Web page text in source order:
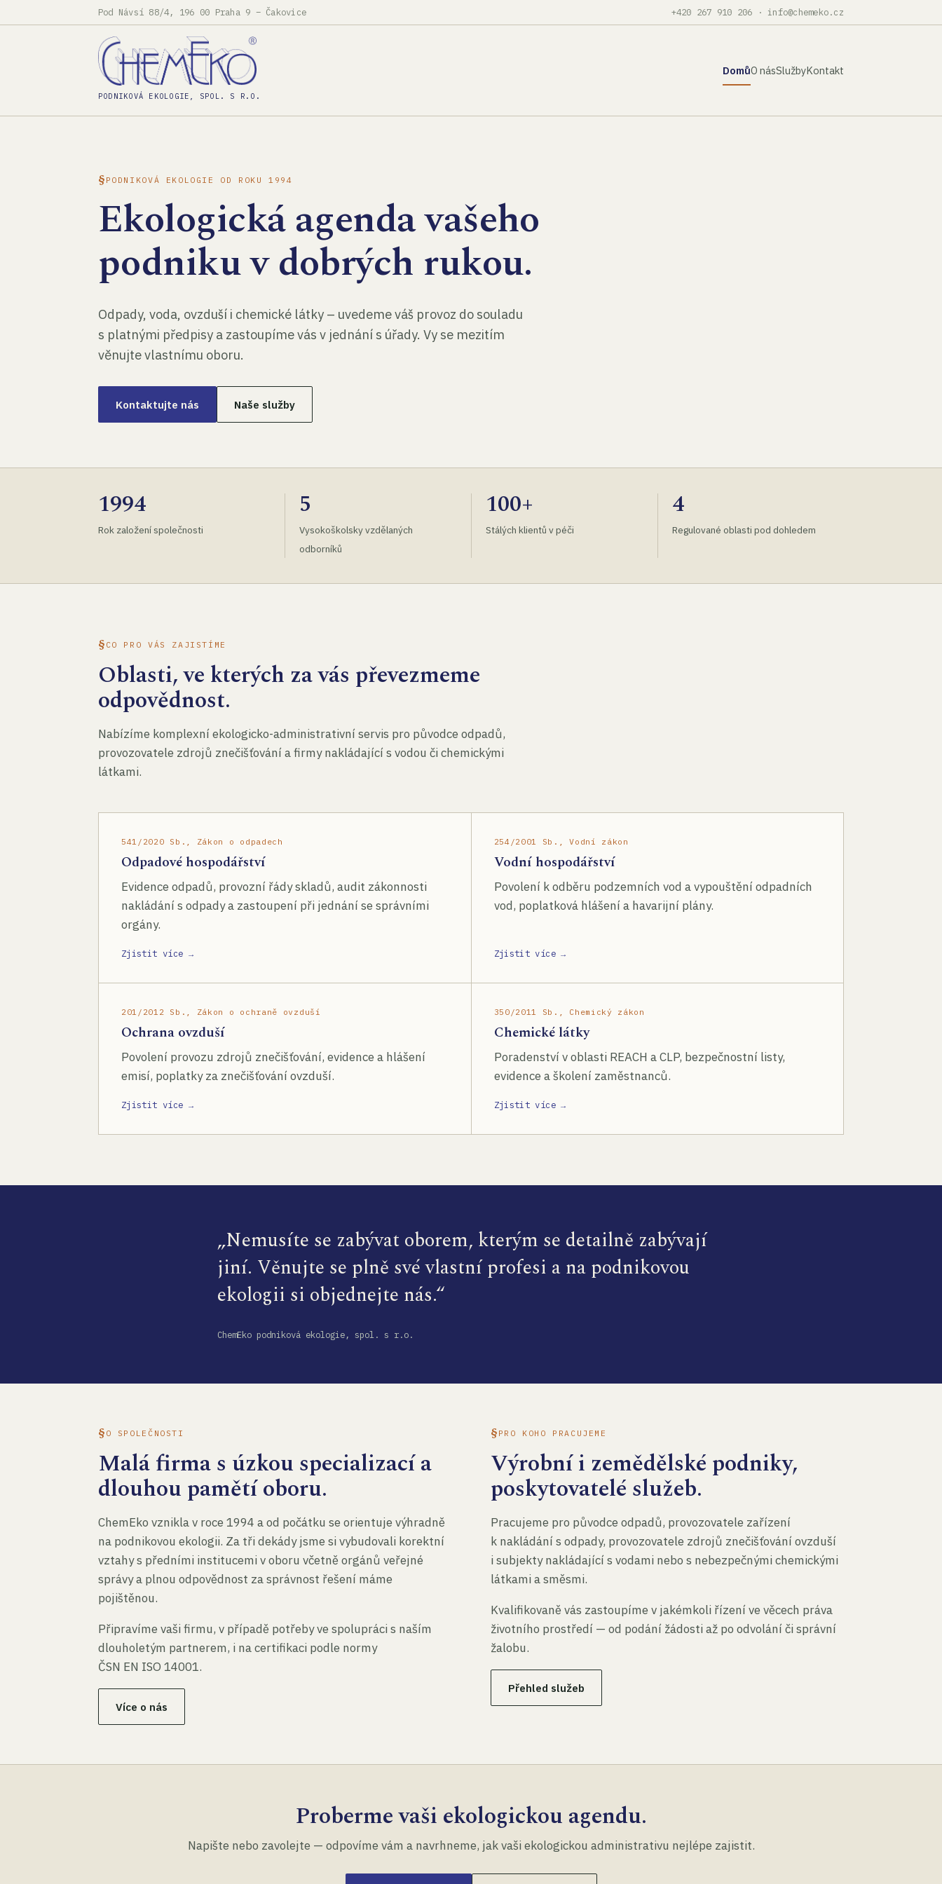
Pod Návsí 88/4, 196 00 Praha 9 – Čakovice +420 267 910 206 · info@chemeko.cz
PODNIKOVÁ EKOLOGIE, SPOL. S R.O.
DomůO násSlužbyKontakt
PODNIKOVÁ EKOLOGIE OD ROKU 1994
Ekologická agenda vašeho
podniku v dobrých rukou.
Odpady, voda, ovzduší i chemické látky – uvedeme váš provoz do souladu
s platnými předpisy a zastoupíme vás v jednání s úřady. Vy se mezitím
věnujte vlastnímu oboru.
Kontaktujte nás Naše služby
1994
Rok založení společnosti
5
Vysokoškolsky vzdělaných
odborníků
100+
Stálých klientů v péči
4
Regulované oblasti pod dohledem
CO PRO VÁS ZAJISTÍME
Oblasti, ve kterých za vás převezmeme
odpovědnost.
Nabízíme komplexní ekologicko-administrativní servis pro původce odpadů,
provozovatele zdrojů znečišťování a firmy nakládající s vodou či chemickými
látkami.
541/2020 Sb., Zákon o odpadech
Odpadové hospodářství
Evidence odpadů, provozní řády skladů, audit zákonnosti
nakládání s odpady a zastoupení při jednání se správními
orgány.
Zjistit více →
254/2001 Sb., Vodní zákon
Vodní hospodářství
Povolení k odběru podzemních vod a vypouštění odpadních
vod, poplatková hlášení a havarijní plány.
Zjistit více →
201/2012 Sb., Zákon o ochraně ovzduší
Ochrana ovzduší
Povolení provozu zdrojů znečišťování, evidence a hlášení
emisí, poplatky za znečišťování ovzduší.
Zjistit více →
350/2011 Sb., Chemický zákon
Chemické látky
Poradenství v oblasti REACH a CLP, bezpečnostní listy,
evidence a školení zaměstnanců.
Zjistit více →
„Nemusíte se zabývat oborem, kterým se detailně zabývají
jiní. Věnujte se plně své vlastní profesi a na podnikovou
ekologii si objednejte nás.“
ChemEko podniková ekologie, spol. s r.o.
O SPOLEČNOSTI
Malá firma s úzkou specializací a
dlouhou pamětí oboru.
ChemEko vznikla v roce 1994 a od počátku se orientuje výhradně
na podnikovou ekologii. Za tři dekády jsme si vybudovali korektní
vztahy s předními institucemi v oboru včetně orgánů veřejné
správy a plnou odpovědnost za správnost řešení máme
pojištěnou.
Připravíme vaši firmu, v případě potřeby ve spolupráci s naším
dlouholetým partnerem, i na certifikaci podle normy
ČSN EN ISO 14001.
Více o nás
PRO KOHO PRACUJEME
Výrobní i zemědělské podniky,
poskytovatelé služeb.
Pracujeme pro původce odpadů, provozovatele zařízení
k nakládání s odpady, provozovatele zdrojů znečišťování ovzduší
i subjekty nakládající s vodami nebo s nebezpečnými chemickými
látkami a směsmi.
Kvalifikovaně vás zastoupíme v jakémkoli řízení ve věcech práva
životního prostředí — od podání žádosti až po odvolání či správní
žalobu.
Přehled služeb
Proberme vaši ekologickou agendu.
Napište nebo zavolejte — odpovíme vám a navrhneme, jak vaši ekologickou administrativu nejlépe zajistit.